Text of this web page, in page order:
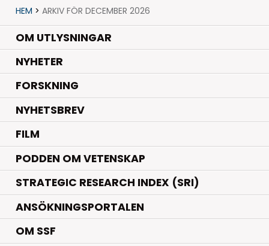
HEM > ARKIV FÖR DECEMBER 2026
OM UTLYSNINGAR
NYHETER.
FORSKNING.
NYHETSBREV
FILM
PODDEN OM VETENSKAP
STRATEGIC RESEARCH INDEX (SRI)
ANSÖKNINGSPORTALEN
OM SSF